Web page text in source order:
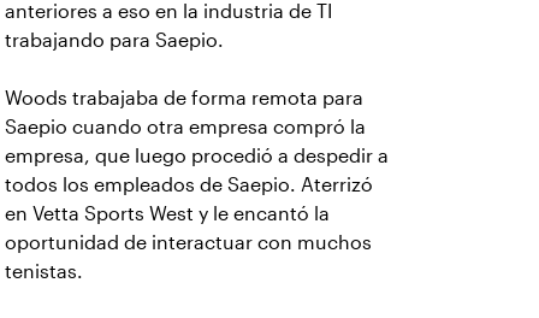
anteriores a eso en la industria de TI
trabajando para Saepio.
Woods trabajaba de forma remota para
Saepio cuando otra empresa compró la
empresa, que luego procedió a despedir a
todos los empleados de Saepio. Aterrizó
en Vetta Sports West y le encantó la
oportunidad de interactuar con muchos
tenistas.